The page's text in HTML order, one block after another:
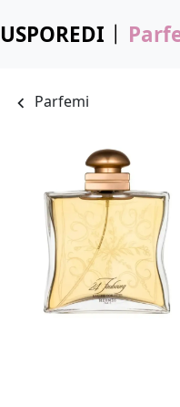
USPOREDI
Parfemi